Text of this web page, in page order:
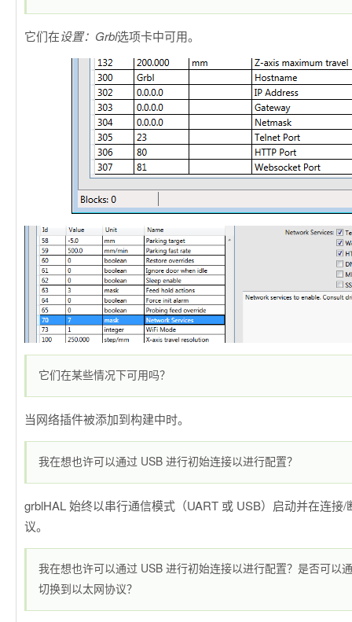
它们在设置：Grbl选项卡中可用。
它们在某些情况下可用吗？
当网络插件被添加到构建中时。
我在想也许可以通过 USB 进行初始连接以进行配置？
grblHAL 始终以串行通信模式（UART 或 USB）启动并在连接/
议。
我在想也许可以通过 USB 进行初始连接以进行配置？是否可以
切换到以太网协议？